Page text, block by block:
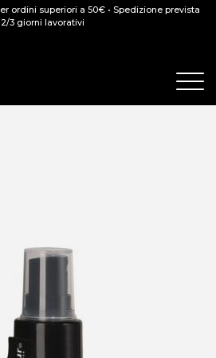
ordini superiori a 50€ • Spedizione prevista
3 giorni lavorativi